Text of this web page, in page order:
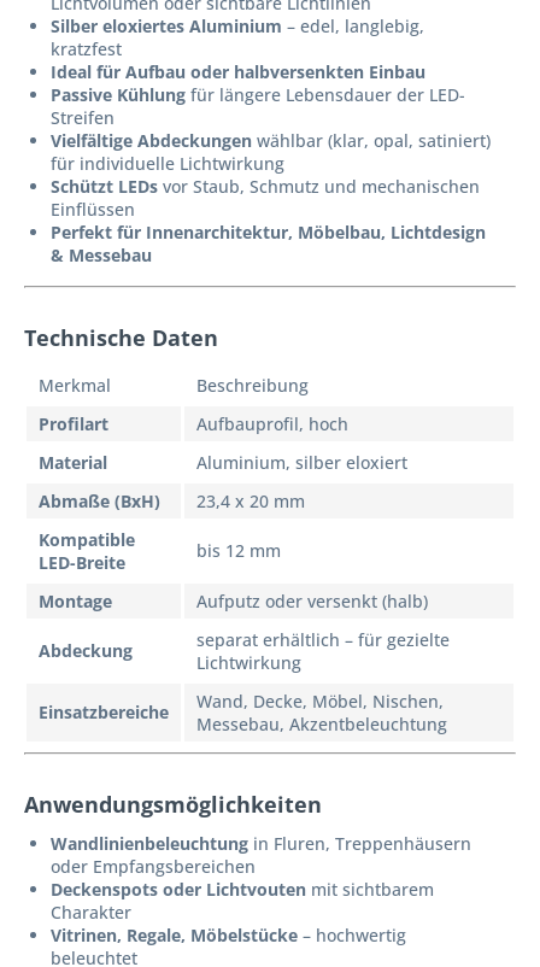
Silber eloxiertes Aluminium – edel, langlebig,
kratzfest
Ideal für Aufbau oder halbversenkten Einbau
Passive Kühlung für längere Lebensdauer der LED-
Streifen
Vielfältige Abdeckungen wählbar (klar, opal, satiniert)
für individuelle Lichtwirkung
Schützt LEDs vor Staub, Schmutz und mechanischen
Einflüssen
Perfekt für Innenarchitektur, Möbelbau, Lichtdesign
& Messebau
Technische Daten
Merkmal
Beschreibung
Profilart
Aufbauprofil, hoch
Material
Aluminium, silber eloxiert
Abmaße (BxH)
23,4 x 20 mm
Kompatible
LED-Breite
bis 12 mm
Montage Aufputz oder versenkt (halb)
Abdeckung
separat erhältlich – für gezielte
Lichtwirkung
Einsatzbereiche
Wand, Decke, Möbel, Nischen,
Messebau, Akzentbeleuchtung
Anwendungsmöglichkeiten
Wandlinienbeleuchtung in Fluren, Treppenhäusern
oder Empfangsbereichen
Deckenspots oder Lichtvouten mit sichtbarem
Charakter
Vitrinen, Regale, Möbelstücke – hochwertig
beleuchtet